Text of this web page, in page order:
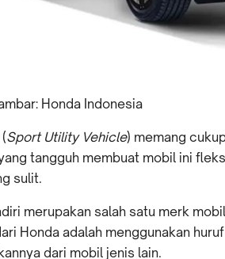
Honda Indonesia
Sport Utility Vehicle) memang
tangguh membuat mobil ini
sulit.
merupakan salah satu merk
Honda adalah menggunakan
dari mobil jenis lain.